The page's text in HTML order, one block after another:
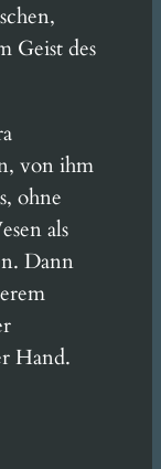
Geist des
von ihm
ohne
als
Dann
Hand.